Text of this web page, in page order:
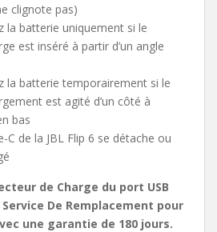
clignote pas)
la batterie uniquement si le
est inséré à partir d’un angle
la batterie temporairement si le
est agité d’un côté à
bas
C de la JBL Flip 6 se détache ou
de Charge du port USB
De Remplacement pour
une garantie de 180 jours.